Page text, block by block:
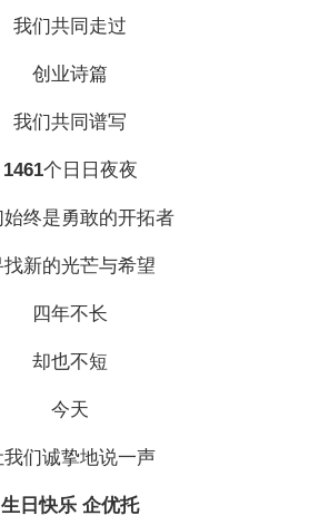
我们共同走过
创业诗篇
我们共同谱写
1461个日日夜夜
始终是勇敢的开拓者
找新的光芒与希望
四年不长
却也不短
今天
我们诚挚地说一声
生日快乐 企优托